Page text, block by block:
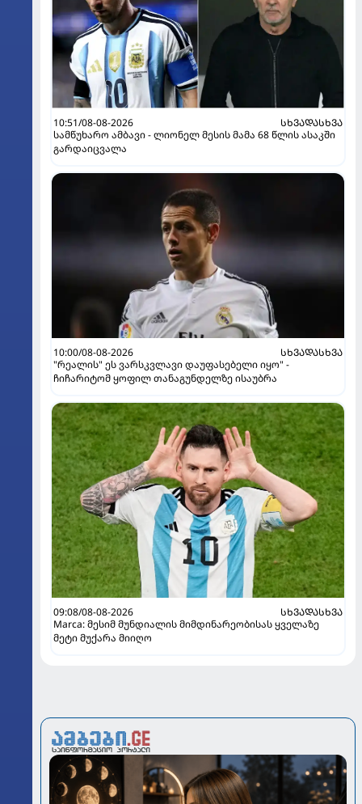
10:51/08-08-2026
ᲡᲮᲕᲐᲓᲐᲡᲮᲕᲐ
სამწუხარო ამბავი - ლიონელ მესის მამა 68 წლის ასაკში
გარდაიცვალა
10:00/08-08-2026
ᲡᲮᲕᲐᲓᲐᲡᲮᲕᲐ
"რეალის" ეს ვარსკვლავი დაუფასებელი იყო" -
ჩიჩარიტომ ყოფილ თანაგუნდელზე ისაუბრა
09:08/08-08-2026
ᲡᲮᲕᲐᲓᲐᲡᲮᲕᲐ
Marca: მესიმ მუნდიალის მიმდინარეობისას ყველაზე
მეტი მუქარა მიიღო